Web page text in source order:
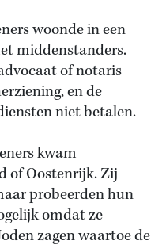
woonde in een
middenstanders.
of notaris
en de
niet betalen.
kwam
of Oostenrijk. Zij
probeerden hun
omdat ze
zagen waartoe de